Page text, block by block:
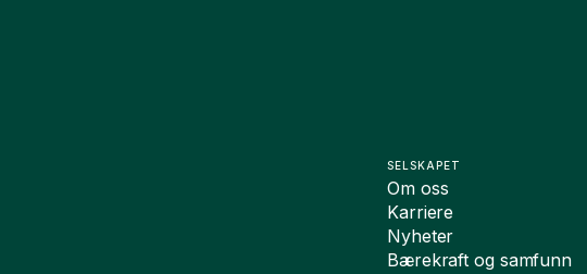
SELSKAPET
Om oss
Karriere
Nyheter
Bærekraft og samfunn